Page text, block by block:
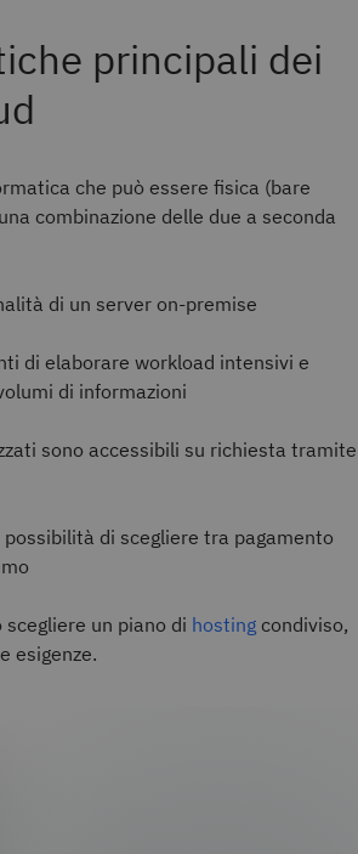
principali dei
che può essere fisica (bare
combinazione delle due a seconda
di un server on-premise
di elaborare workload intensivi e
di informazioni
sono accessibili su richiesta tramite
di scegliere tra pagamento
un piano di hosting condiviso,
esigenze.